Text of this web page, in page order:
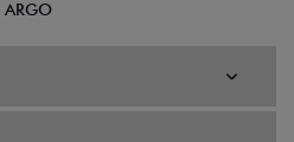
ARGO